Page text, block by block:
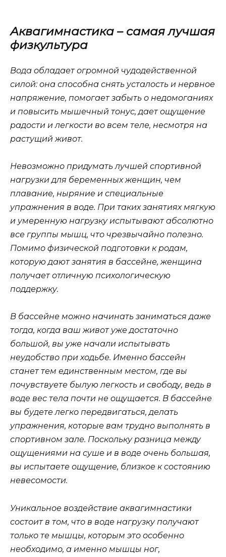
Аквагимнастика – самая лучшая
физкультура
Вода обладает огромной чудодейственной
силой: она способна снять усталость и нервное
напряжение, помогает забыть о недомоганиях
и повысить мышечный тонус, дает ощущение
радости и легкости во всем теле, несмотря на
растущий живот.
Невозможно придумать лучшей спортивной
нагрузки для беременных женщин, чем
плавание, ныряние и специальные
упражнения в воде. При таких занятиях мягкую
и умеренную нагрузку испытывают абсолютно
все группы мышц, что чрезвычайно полезно.
Помимо физической подготовки к родам,
которую дают занятия в бассейне, женщина
получает отличную психологическую
поддержку.
В бассейне можно начинать заниматься даже
тогда, когда ваш живот уже достаточно
большой, вы уже начали испытывать
неудобство при ходьбе. Именно бассейн
станет тем единственным местом, где вы
почувствуете былую легкость и свободу, ведь в
воде вес тела почти не ощущается. В бассейне
вы будете легко передвигаться, делать
упражнения, которые вам трудно выполнять в
спортивном зале. Поскольку разница между
ощущениями на суше и в воде очень большая,
вы испытаете ощущение, близкое к состоянию
невесомости.
Уникальное воздействие аквагимнастики
состоит в том, что в воде нагрузку получают
только те мышцы, которым это особенно
необходимо, а именно мышцы ног,